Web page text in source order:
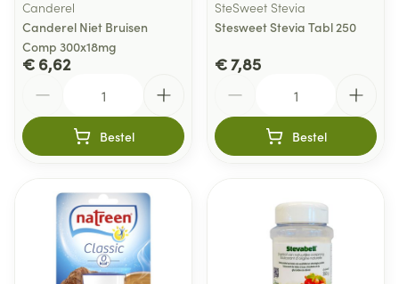
Canderel
Canderel Niet Bruisen
Comp 300x18mg
€ 6,62
Bestel
SteSweet Stevia
Stesweet Stevia Tabl 250
€ 7,85
Bestel